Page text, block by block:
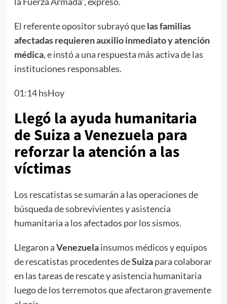
El referente opositor subrayó quelas familias
afectadas requieren auxilio inmediato y atención
médica, e instó a una respuesta más activa de las
instituciones responsables.
01:14 hsHoy
Llegó la ayuda humanitaria
de Suiza a Venezuela para
reforzar la atención a las
víctimas
Los rescatistas se sumarán a las operaciones de
búsqueda de sobrevivientes y asistencia
humanitaria a los afectados por los sismos.
Llegaron aVenezuelainsumos médicos y equipos
de rescatistas procedentes deSuizapara colaborar
en las tareas de rescate y asistencia humanitaria
luego de los terremotos que afectaron gravemente